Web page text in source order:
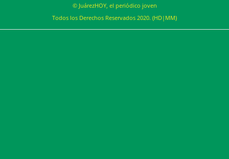
© JuárezHOY, el periódico joven
Todos los Derechos Reservados 2020. (HD|MM)